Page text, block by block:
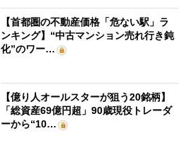
【首都圏の不動産価格「危ない駅」ラ
ンキング】“中古マンション売れ行き鈍
化”のワー…
【億り人オールスターが狙う20銘柄】
「総資産69億円超」90歳現役トレーダ
ーから“10…